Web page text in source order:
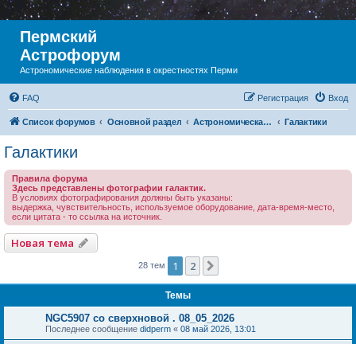
Пермский
Астрофорум
Астрономические наблюдения в окрестностях Перми
FAQ Вход
Регистрация
Список форумов Основной раздел Астрономическая фотография Галактики
Галактики
Правила форума
Здесь представлены фотографии галактик.
В условиях фотографирования должны быть указаны:
выдержка, чувствительность, используемое оборудование, дата-время-место,
если цитата - то ссылка на источник.
Новая тема
28 тем 1 2
Темы
NGC5907 со сверхновой . 08_05_2026
Последнее сообщение didperm « 08 май 2026, 13:01